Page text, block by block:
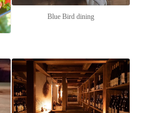
Blue Bird dining